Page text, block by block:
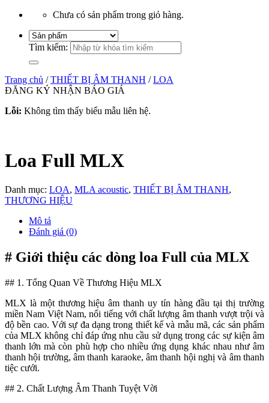
Chưa có sản phẩm trong giỏ hàng.
Tìm kiếm:
Trang chủ / THIẾT BỊ ÂM THANH / LOA
ĐĂNG KÝ NHẬN BÁO GIÁ
Lỗi: Không tìm thấy biểu mẫu liên hệ.
Loa Full MLX
Danh mục: LOA, MLA acoustic, THIẾT BỊ ÂM THANH,
THƯƠNG HIỆU
Mô tả
Đánh giá (0)
# Giới thiệu các dòng loa Full của MLX
## 1. Tổng Quan Về Thương Hiệu MLX
MLX là một thương hiệu âm thanh uy tín hàng đầu tại thị trường
miền Nam Việt Nam, nổi tiếng với chất lượng âm thanh vượt trội và
độ bền cao. Với sự đa dạng trong thiết kế và mẫu mã, các sản phẩm
của MLX không chỉ đáp ứng nhu cầu sử dụng trong các sự kiện âm
thanh lớn mà còn phù hợp cho nhiều ứng dụng khác nhau như âm
thanh hội trường, âm thanh karaoke, âm thanh hội nghị và âm thanh
tiệc cưới.
## 2. Chất Lượng Âm Thanh Tuyệt Vời